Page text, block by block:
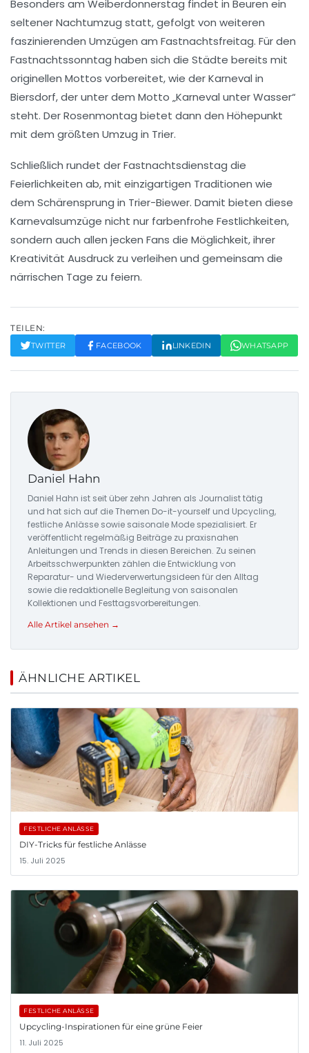
Besonders am Weiberdonnerstag findet in Beuren ein
seltener Nachtumzug statt, gefolgt von weiteren
faszinierenden Umzügen am Fastnachtsfreitag. Für den
Fastnachtssonntag haben sich die Städte bereits mit
originellen Mottos vorbereitet, wie der Karneval in
Biersdorf, der unter dem Motto „Karneval unter Wasser“
steht. DerRosenmontag bietet dann den Höhepunkt
mit dem größten Umzug in Trier.
Schließlich rundet derFastnachtsdienstag die
Feierlichkeiten ab, mit einzigartigen Traditionen wie
dem Schärensprung in Trier-Biewer. Damit bieten diese
Karnevalsumzüge nicht nur farbenfrohe Festlichkeiten,
sondern auch allen jecken Fans die Möglichkeit, ihrer
Kreativität Ausdruck zu verleihen und gemeinsam die
närrischen Tage zu feiern.
TEILEN:
TWITTER FACEBOOK LINKEDIN WHATSAPP
Daniel Hahn
Daniel Hahn ist seit über zehn Jahren als Journalist tätig
und hat sich auf die Themen Do-it-yourself und Upcycling,
festliche Anlässe sowie saisonale Mode spezialisiert. Er
veröffentlicht regelmäßig Beiträge zu praxisnahen
Anleitungen und Trends in diesen Bereichen. Zu seinen
Arbeitsschwerpunkten zählen die Entwicklung von
Reparatur- und Wiederverwertungsideen für den Alltag
sowie die redaktionelle Begleitung von saisonalen
Kollektionen und Festtagsvorbereitungen.
Alle Artikel ansehen →
ÄHNLICHE ARTIKEL
FESTLICHE ANLÄSSE
DIY-Tricks für festliche Anlässe
15. Juli 2025
FESTLICHE ANLÄSSE
Upcycling-Inspirationen für eine grüne Feier
11. Juli 2025